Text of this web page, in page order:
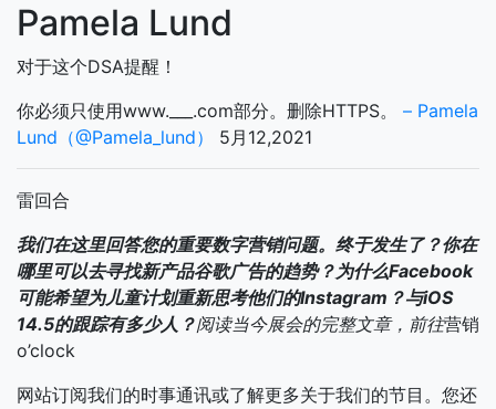
Pamela Lund
对于这个DSA提醒！
你必须只使用www.___.com部分。删除HTTPS。
– Pamela
Lund（@Pamela_lund）
5月12,2021
雷回合
我们在这里回答您的重要数字营销问题。终于发生了？你在
哪里可以去寻找新产品谷歌广告的趋势？为什么Facebook
可能希望为儿童计划重新思考他们的Instagram？与iOS
14.5的跟踪有多少人？阅读当今展会的完整文章，前往营销
o’clock
网站订阅我们的时事通讯或了解更多关于我们的节目。您还